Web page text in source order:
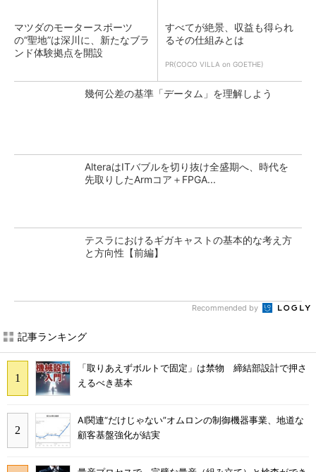
マツダのモータースポーツ
の“聖地”は深川に、新たなブラ
ンド体験拠点を開設
すべてが絶景、収益も得られ
るその仕組みとは
PR(COCO VILLA on GOETHE)
幾何公差の基準「データム」を理解しよう
AlteraはITバブルを切り抜け全盛期へ、時代を
先取りしたArmコア＋FPGA...
テスラにおけるギガキャストの基本的な考え方
と方向性【前編】
Recommended by
記事ランキング
「取りあえずボルトで固定」は禁物 締結部設計で押さ
えるべき基本
AI関連“だけじゃない”オムロンの制御機器事業、地道な
顧客基盤強化が結実